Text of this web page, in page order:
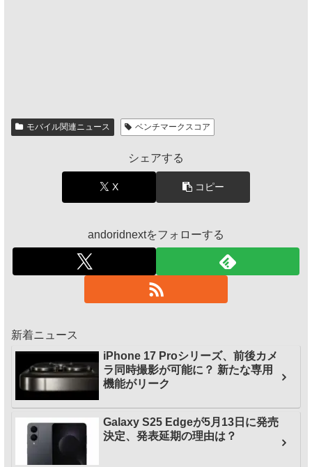
モバイル関連ニュース ベンチマークスコア
シェアする
X コピー
andoridnextをフォローする
新着ニュース
iPhone 17 Proシリーズ、前後カメ
ラ同時撮影が可能に？ 新たな専用
機能がリーク
Galaxy S25 Edgeが5月13日に発売
決定、発表延期の理由は？